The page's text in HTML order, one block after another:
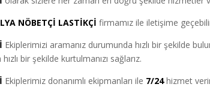
NÖBETÇİ LASTİKÇİ firmamız ile iletişime
Ekiplerimizi aramanız durumunda hızlı bir şekilde
bir şekilde kurtulmanızı sağlarız.
Ekiplerimiz donanımlı ekipmanları ile 7/24hizmet